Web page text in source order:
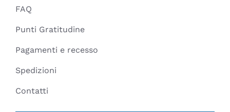
FAQ
Punti Gratitudine
Pagamenti e recesso
Spedizioni
Contatti